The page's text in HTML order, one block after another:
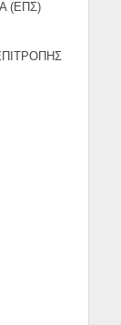
(ΕΠΣ)